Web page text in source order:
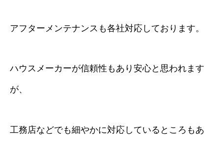
アフターメンテナンスも各社対応しております。
ハウスメーカーが信頼性もあり安心と思われます
が、
工務店などでも細やかに対応しているところもあ